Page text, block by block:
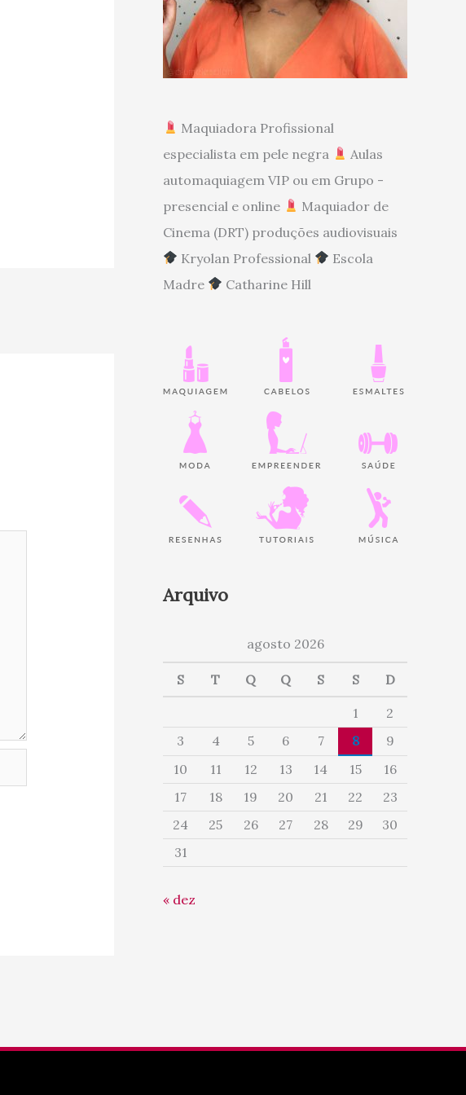
Maquiadora Profissional
especialista em pele negra
Aulas
automaquiagem VIP ou em Grupo -
presencial e online
Maquiador de
Cinema (DRT) produções audiovisuais
Kryolan Professional
Escola
Madre
Catharine Hill
Arquivo
agosto 2026
S T Q Q S S D
1
2
3
4 5 6 7 8
9
10
11 12 13 14 15
16
17
18 19 20 21 22
23
24
25 26 27 28 29
30
31
« dez